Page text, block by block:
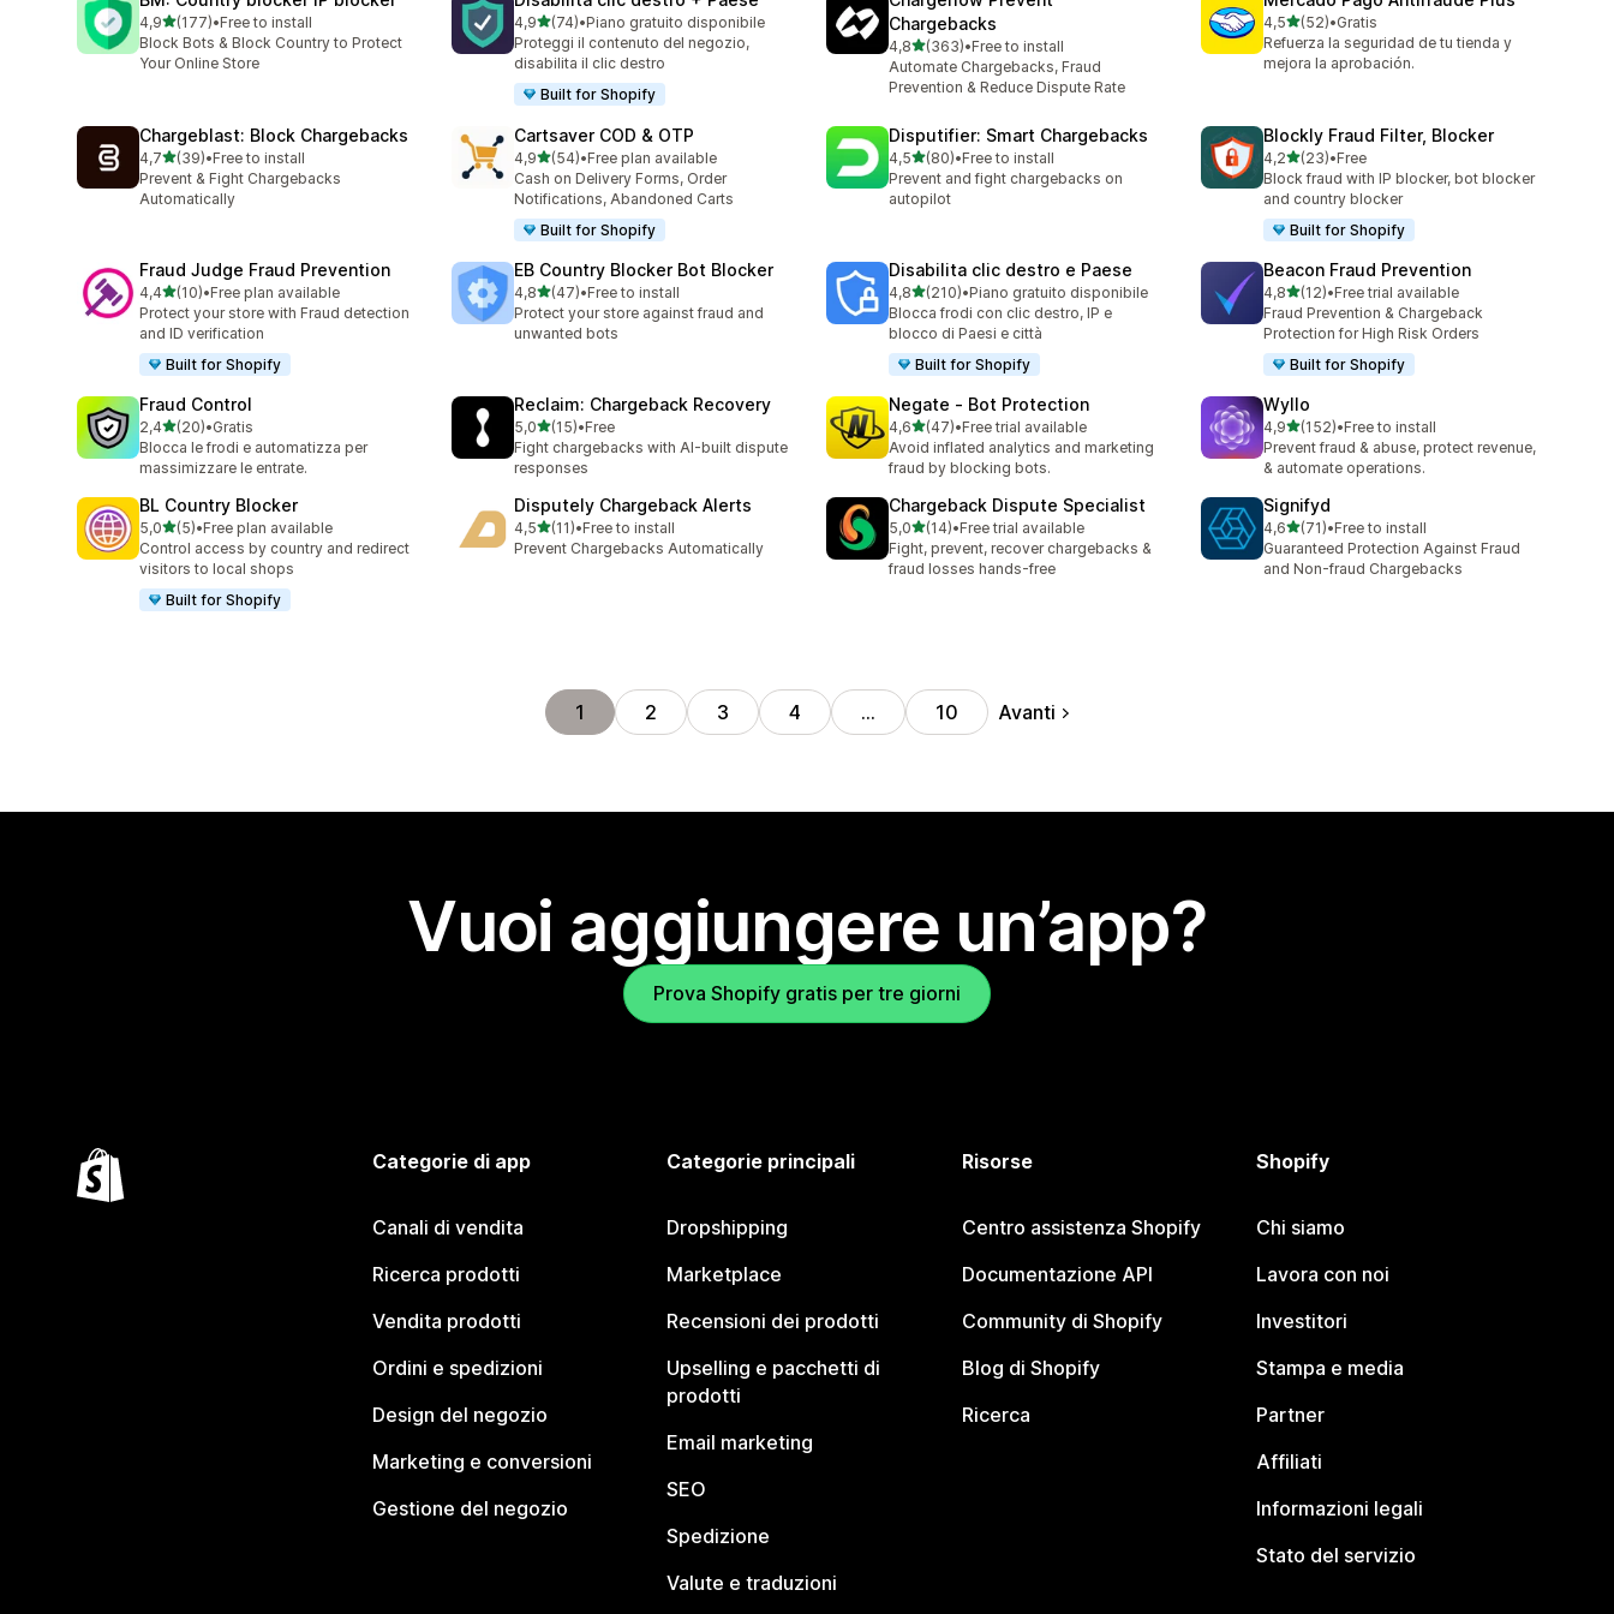
4,9stelle su 5
(177)
177 recensioni totali
•Free to install
Block Bots & Block Country to Protect
Your Online Store
4,9stelle su 5
(74)
74 recensioni totali
•Piano gratuito disponibile
Proteggi il contenuto del negozio,
disabilita il clic destro
Built for Shopify
Chargebacks
4,8stelle su 5
(363)
363 recensioni totali
•Free to install
Automate Chargebacks, Fraud
Prevention & Reduce Dispute Rate
4,5stelle su 5
(52)
52 recensioni totali
•Gratis
Refuerza la seguridad de tu tienda y
mejora la aprobación.
Chargeblast: Block Chargebacks
4,7stelle su 5
(39)
39 recensioni totali
•Free to install
Prevent & Fight Chargebacks
Automatically
Cartsaver COD & OTP
4,9stelle su 5
(54)
54 recensioni totali
•Free plan available
Cash on Delivery Forms, Order
Notifications, Abandoned Carts
Built for Shopify
Disputifier: Smart Chargebacks
4,5stelle su 5
(80)
80 recensioni totali
•Free to install
Prevent and fight chargebacks on
autopilot
Blockly Fraud Filter, Blocker
4,2stelle su 5
(23)
23 recensioni totali
•Free
Block fraud with IP blocker, bot blocker
and country blocker
Built for Shopify
Fraud Judge Fraud Prevention
4,4stelle su 5
(10)
10 recensioni totali
•Free plan available
Protect your store with Fraud detection
and ID verification
Built for Shopify
EB Country Blocker Bot Blocker
4,8stelle su 5
(47)
47 recensioni totali
•Free to install
Protect your store against fraud and
unwanted bots
Disabilita clic destro e Paese
4,8stelle su 5
(210)
210 recensioni totali
•Piano gratuito disponibile
Blocca frodi con clic destro, IP e
blocco di Paesi e città
Built for Shopify
Beacon Fraud Prevention
4,8stelle su 5
(12)
12 recensioni totali
•Free trial available
Fraud Prevention & Chargeback
Protection for High Risk Orders
Built for Shopify
Fraud Control
2,4stelle su 5
(20)
20 recensioni totali
•Gratis
Blocca le frodi e automatizza per
massimizzare le entrate.
Reclaim: Chargeback Recovery
5,0stelle su 5
(15)
15 recensioni totali
•Free
Fight chargebacks with AI-built dispute
responses
Negate ‑ Bot Protection
4,6stelle su 5
(47)
47 recensioni totali
•Free trial available
Avoid inflated analytics and marketing
fraud by blocking bots.
Wyllo
4,9stelle su 5
(152)
152 recensioni totali
•Free to install
Prevent fraud & abuse, protect revenue,
& automate operations.
BL Country Blocker
5,0stelle su 5
(5)
5 recensioni totali
•Free plan available
Control access by country and redirect
visitors to local shops
Built for Shopify
Disputely Chargeback Alerts
4,5stelle su 5
(11)
11 recensioni totali
•Free to install
Prevent Chargebacks Automatically
Chargeback Dispute Specialist
5,0stelle su 5
(14)
14 recensioni totali
•Free trial available
Fight, prevent, recover chargebacks &
fraud losses hands-free
Signifyd
4,6stelle su 5
(71)
71 recensioni totali
•Free to install
Guaranteed Protection Against Fraud
and Non-fraud Chargebacks
1 2 3 4 … 10 Avanti
Vuoi aggiungere un’app?
Prova Shopify gratis per tre giorni
Categorie di app
Canali di vendita
Ricerca prodotti
Vendita prodotti
Ordini e spedizioni
Design del negozio
Marketing e conversioni
Gestione del negozio
Categorie principali
Dropshipping
Marketplace
Recensioni dei prodotti
Upselling e pacchetti di
prodotti
Email marketing
SEO
Spedizione
Valute e traduzioni
Risorse
Centro assistenza Shopify
Documentazione API
Community di Shopify
Blog di Shopify
Ricerca
Shopify
Chi siamo
Lavora con noi
Investitori
Stampa e media
Partner
Affiliati
Informazioni legali
Stato del servizio